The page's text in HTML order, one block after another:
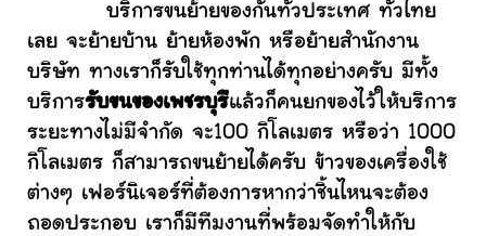
บริการขนย้ายของกันทั่วประเทศ ทั่วไทย
เลย จะย้ายบ้าน ย้ายห้องพัก หรือย้ายสำนักงาน
บริษัท ทางเราก็รับใช้ทุกท่านได้ทุกอย่างครับ มีทั้ง
บริการรับขนของเพชรบุรีแล้วก็คนยกของไว้ให้บริการ
ระยะทางไม่มีจำกัด จะ100 กิโลเมตร หรือว่า 1000
กิโลเมตร ก็สามารถขนย้ายได้ครับ ข้าวของเครื่องใช้
ต่างๆ เฟอร์นิเจอร์ที่ต้องการหากว่าชิ้นไหนจะต้อง
ถอดประกอบ เราก็มีทีมงานที่พร้อมจัดทำให้กับ